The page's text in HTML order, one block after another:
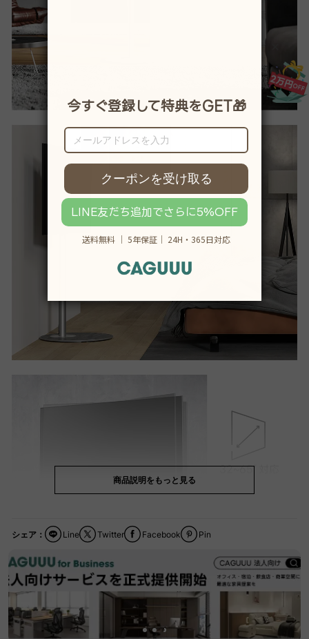
商品説明をもっと見る
シェア： Facebook
Twitter Pin
Line